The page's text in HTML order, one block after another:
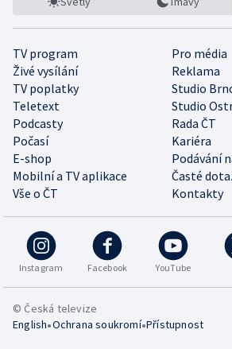
TV program
Pro média
Živé vysílání
Reklama
TV poplatky
Studio
Teletext
Studio
Podcasty
Rada ČT
Počasí
Kariéra
E-shop
Podávání
Mobilní a TV aplikace
Časté
Vše o ČT
Kontakty
Instagram Facebook YouTube
© Česká televize
English•Ochrana soukromí•Přístupnost